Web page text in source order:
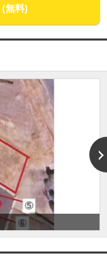
(無料)